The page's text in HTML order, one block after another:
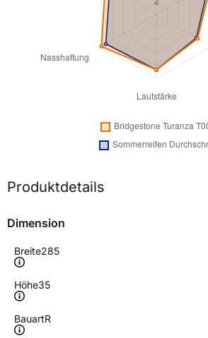
Produktdetails
Dimension
Breite285
Höhe35
BauartR